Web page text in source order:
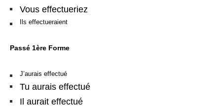
Vous effectueriez
Ils effectueraient
Passé 1ère Forme
J’aurais effectué
Tu aurais effectué
Il aurait effectué